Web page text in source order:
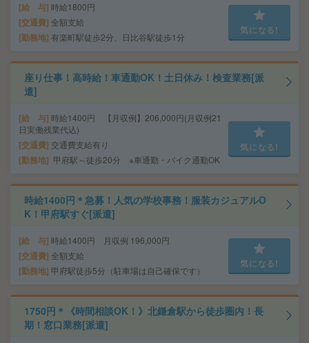
給 与 時給1800円
交通費 全額支給
勤務地 有楽町駅徒歩2分、日比谷駅徒歩1分
気になる!
座り仕事！高時給！車通勤OK！土日休み！検査業務[派
遣]
給 与 時給1400円 【月収例】206,000円(月収例21
日実働残業代込)
交通費 交通費支給有り
勤務地 甲府駅～徒歩20分 ※車通勤・バイク通勤OK
気になる!
時給1400円＊急募！人気の学校事務！服装カジュアルO
K！甲府駅すぐ[派遣]
給 与 時給1400円 月収例 196,000円
交通費 全額支給
勤務地 甲府駅徒歩5分（駐車場は自己確保です）
気になる!
1750円＊《時間相談OK！》北鎌倉駅から徒歩圏内！長
期！窓口業務[派遣]